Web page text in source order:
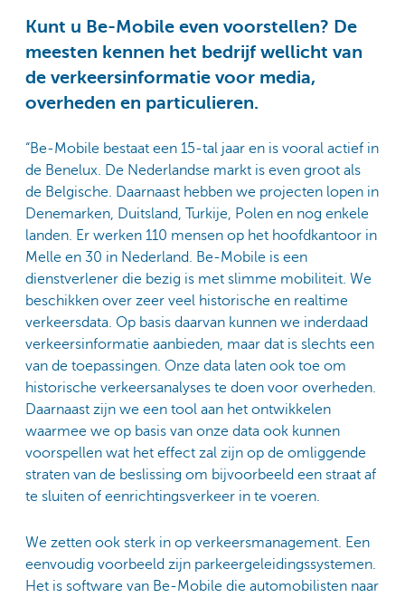
Kunt u Be-Mobile even voorstellen? De
meesten kennen het bedrijf wellicht van
de verkeersinformatie voor media,
overheden en particulieren.
“Be-Mobile bestaat een 15-tal jaar en is vooral actief in
de Benelux. De Nederlandse markt is even groot als
de Belgische. Daarnaast hebben we projecten lopen in
Denemarken, Duitsland, Turkije, Polen en nog enkele
landen. Er werken 110 mensen op het hoofdkantoor in
Melle en 30 in Nederland. Be-Mobile is een
dienstverlener die bezig is met slimme mobiliteit. We
beschikken over zeer veel historische en realtime
verkeersdata. Op basis daarvan kunnen we inderdaad
verkeersinformatie aanbieden, maar dat is slechts een
van de toepassingen. Onze data laten ook toe om
historische verkeersanalyses te doen voor overheden.
Daarnaast zijn we een tool aan het ontwikkelen
waarmee we op basis van onze data ook kunnen
voorspellen wat het effect zal zijn op de omliggende
straten van de beslissing om bijvoorbeeld een straat af
te sluiten of eenrichtingsverkeer in te voeren.
We zetten ook sterk in op verkeersmanagement. Een
eenvoudig voorbeeld zijn parkeergeleidingssystemen.
Het is software van Be-Mobile die automobilisten naar